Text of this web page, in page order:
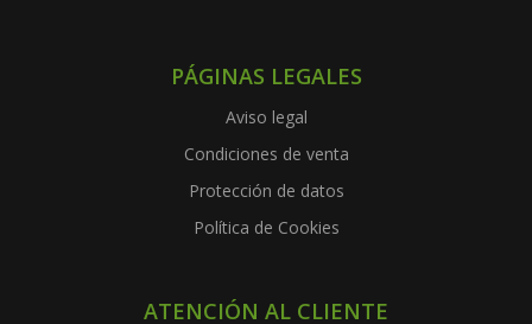
PÁGINAS LEGALES
Aviso legal
Condiciones de venta
Protección de datos
Política de Cookies
ATENCIÓN AL CLIENTE